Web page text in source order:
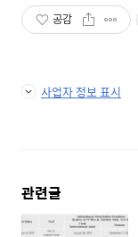
공감
사업자 정보 표시
관련글